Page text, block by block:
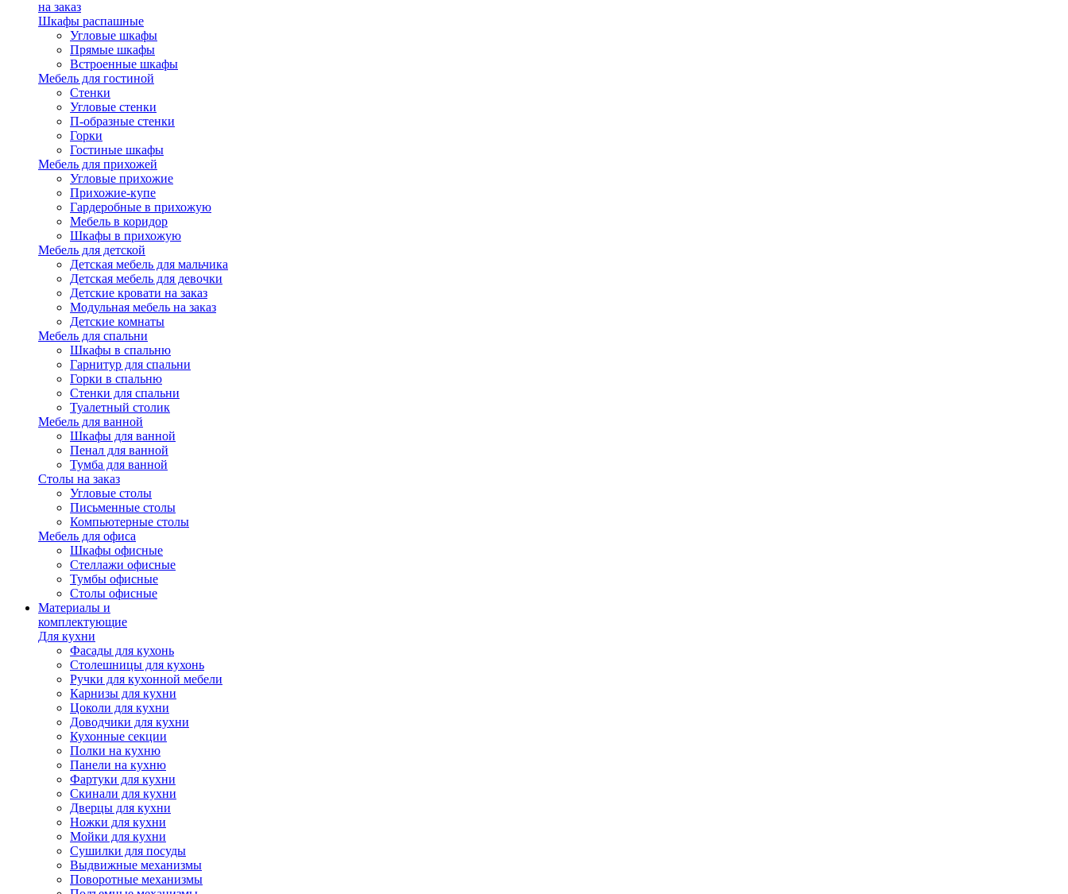
на заказ
Шкафы распашные
Угловые шкафы
Прямые шкафы
Встроенные шкафы
Мебель для гостиной
Стенки
Угловые стенки
П-образные стенки
Горки
Гостиные шкафы
Мебель для прихожей
Угловые прихожие
Прихожие-купе
Гардеробные в прихожую
Мебель в коридор
Шкафы в прихожую
Мебель для детской
Детская мебель для мальчика
Детская мебель для девочки
Детские кровати на заказ
Модульная мебель на заказ
Детские комнаты
Мебель для спальни
Шкафы в спальню
Гарнитур для спальни
Горки в спальню
Стенки для спальни
Туалетный столик
Мебель для ванной
Шкафы для ванной
Пенал для ванной
Тумба для ванной
Столы на заказ
Угловые столы
Письменные столы
Компьютерные столы
Мебель для офиса
Шкафы офисные
Стеллажи офисные
Тумбы офисные
Столы офисные
Материалы и
комплектующие
Для кухни
Фасады для кухонь
Столешницы для кухонь
Ручки для кухонной мебели
Карнизы для кухни
Цоколи для кухни
Доводчики для кухни
Кухонные секции
Полки на кухню
Панели на кухню
Фартуки для кухни
Скинали для кухни
Дверцы для кухни
Ножки для кухни
Мойки для кухни
Сушилки для посуды
Выдвижные механизмы
Поворотные механизмы